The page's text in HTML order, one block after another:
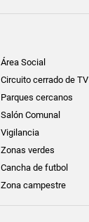
Área Social
Circuito cerrado de TV
Parques cercanos
Salón Comunal
Vigilancia
Zonas verdes
Cancha de futbol
Zona campestre